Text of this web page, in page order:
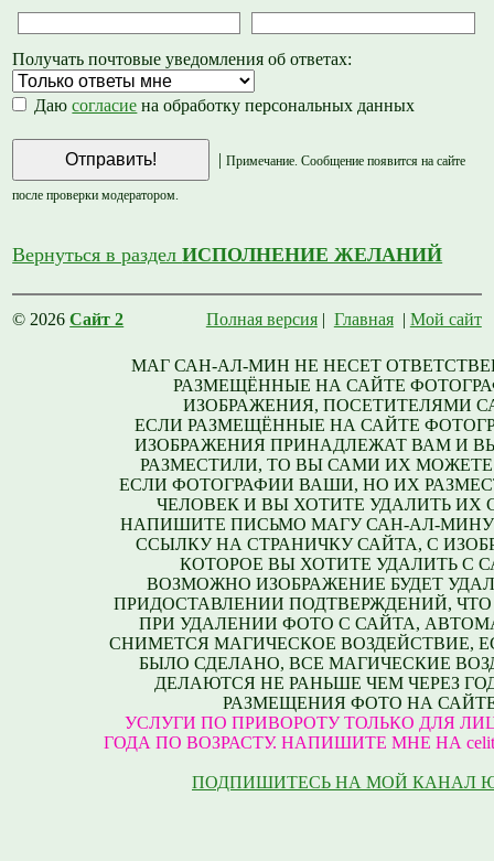
Получать почтовые уведомления об ответах:
Даюсогласие на обработку персональных данных
| Примечание. Сообщение появится на сайте
после проверки модератором.
Вернуться в разделИСПОЛНЕНИЕ ЖЕЛАНИЙ
© 2026Сайт 2 Полная версия| Главная| Мой сайт
МАГ САН-АЛ-МИН НЕ НЕСЕТ
РАЗМЕЩЁННЫЕ НА САЙТЕ
ИЗОБРАЖЕНИЯ, ПОСЕТИТЕЛЯМИ
ЕСЛИ РАЗМЕЩЁННЫЕ НА САЙТЕ
ИЗОБРАЖЕНИЯ ПРИНАДЛЕЖАТ ВАМ И
РАЗМЕСТИЛИ, ТО ВЫ САМИ ИХ МОЖЕТЕ
ЕСЛИ ФОТОГРАФИИ ВАШИ, НО ИХ
ЧЕЛОВЕК И ВЫ ХОТИТЕ УДАЛИТЬ ИХ
НАПИШИТЕ ПИСЬМО МАГУ САН-АЛ-
ССЫЛКУ НА СТРАНИЧКУ САЙТА, С
КОТОРОЕ ВЫ ХОТИТЕ УДАЛИТЬ С
ВОЗМОЖНО ИЗОБРАЖЕНИЕ БУДЕТ
ПРИДОСТАВЛЕНИИ ПОДТВЕРЖДЕНИЙ,
ПРИ УДАЛЕНИИ ФОТО С САЙТА,
СНИМЕТСЯ МАГИЧЕСКОЕ ВОЗДЕЙСТВИЕ,
БЫЛО СДЕЛАНО, ВСЕ МАГИЧЕСКИЕ
ДЕЛАЮТСЯ НЕ РАНЬШЕ ЧЕМ ЧЕРЕЗ
РАЗМЕЩЕНИЯ ФОТО НА
УСЛУГИ ПО ПРИВОРОТУ ТОЛЬКО ДЛЯ
ГОДА ПО ВОЗРАСТУ. НАПИШИТЕ МНЕ НА
ПОДПИШИТЕСЬ НА МОЙ КАНАЛ